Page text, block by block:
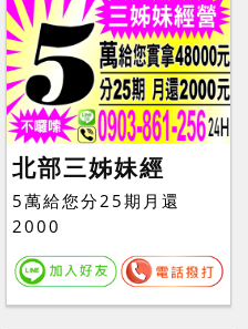
北部三姊妹經
5萬給您分25期月還
2000